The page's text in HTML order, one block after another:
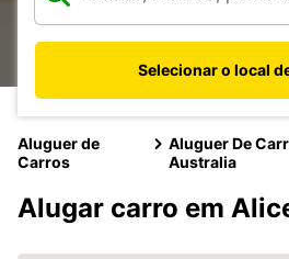
Selecionar o local
Aluguer de
Carros
Aluguer De
Australia
Alugar carro em